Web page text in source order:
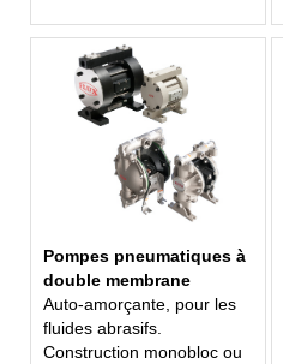
Pompes pneumatiques à
double membrane
Auto-amorçante, pour les
fluides abrasifs.
Construction monobloc ou